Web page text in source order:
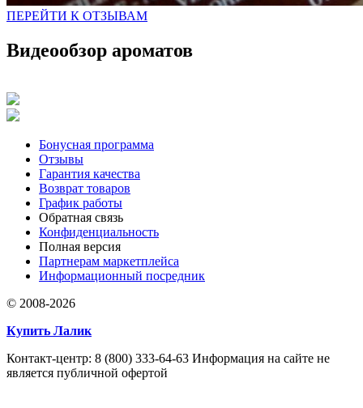
ПЕРЕЙТИ К ОТЗЫВАМ
Видеообзор ароматов
Бонусная программа
Отзывы
Гарантия качества
Возврат товаров
График работы
Обратная связь
Конфиденциальность
Полная версия
Партнерам маркетплейса
Информационный посредник
© 2008-2026
Купить Лалик
Контакт-центр: 8 (800) 333-64-63 Информация на сайте не
является публичной офертой